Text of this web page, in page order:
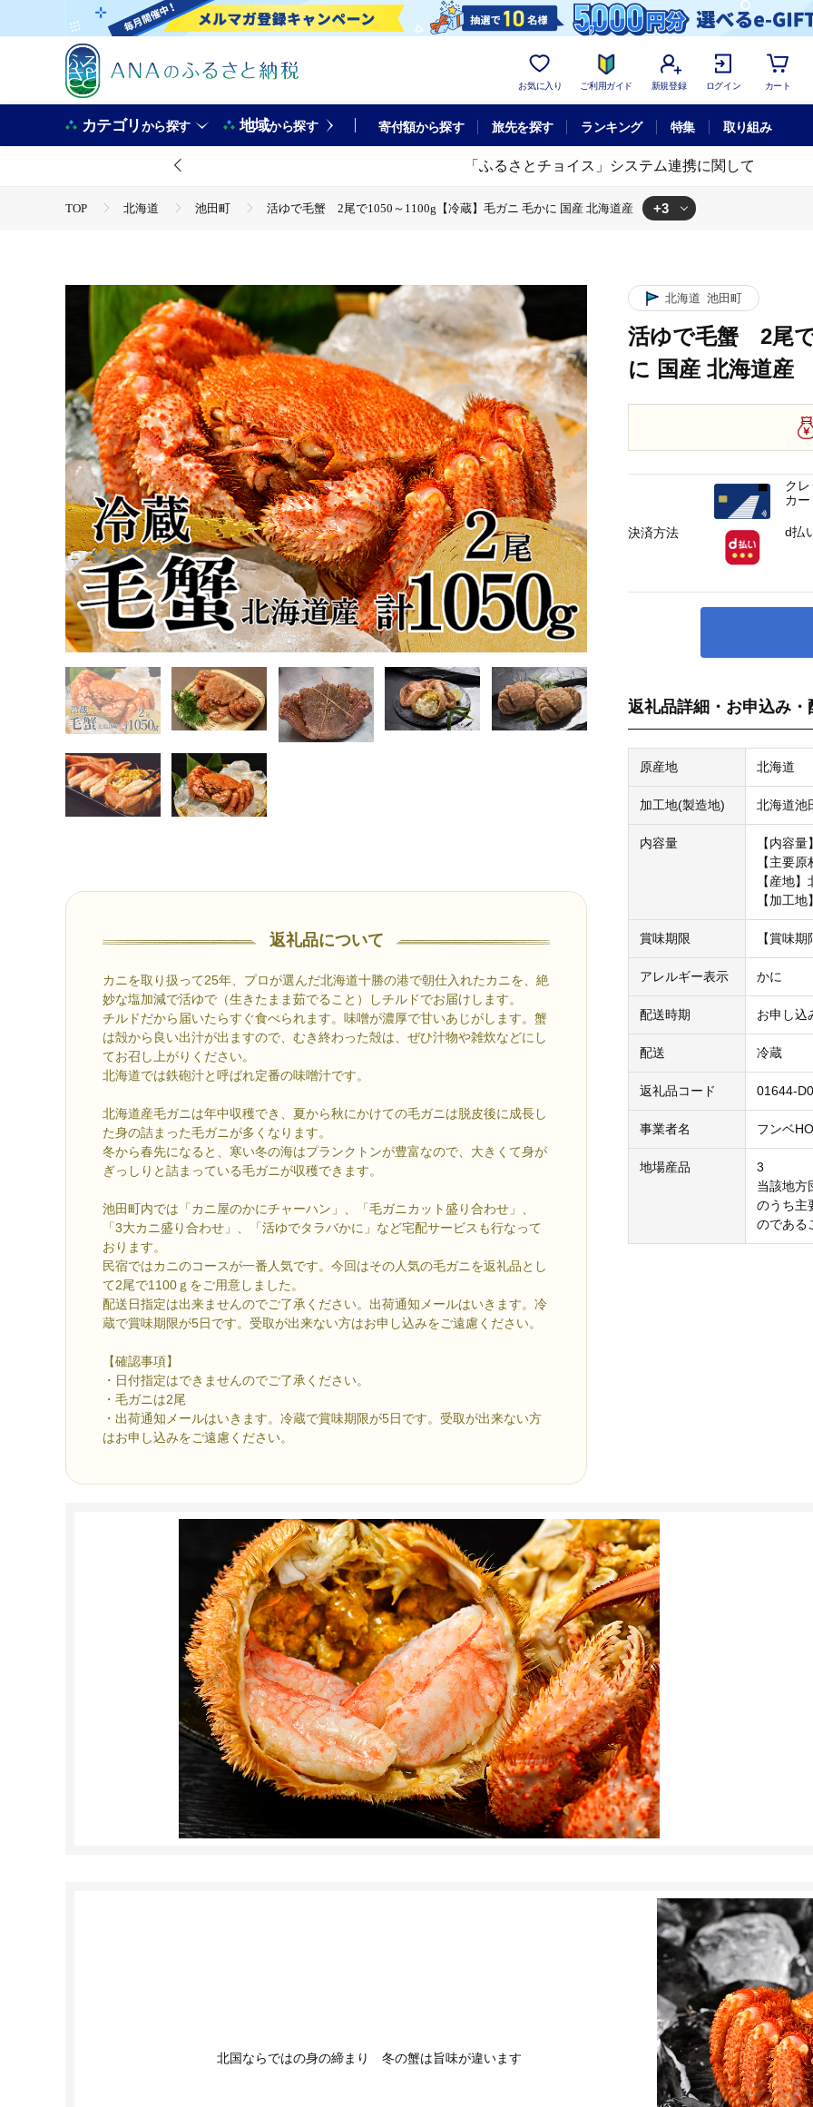
お気に入り ご利用ガイド 新規登録 ログイン カート
カテゴリから探す 地域から探す 寄付額から探す 旅先を探す ランキング 特集 取り組み
「ふるさとチョイス」システム連携に関して
TOP 北海道 池田町 活ゆで毛蟹 2尾で1050～1100g【冷蔵】毛ガニ 毛かに 国産 北海道産 +3
返礼品について
カニを取り扱って25年、プロが選んだ北海道十勝の港で朝仕入れたカニを、絶
妙な塩加減で活ゆで（生きたまま茹でること）しチルドでお届けします。
チルドだから届いたらすぐ食べられます。味噌が濃厚で甘いあじがします。蟹
は殻から良い出汁が出ますので、むき終わった殻は、ぜひ汁物や雑炊などにし
てお召し上がりください。
北海道では鉄砲汁と呼ばれ定番の味噌汁です。
北海道産毛ガニは年中収穫でき、夏から秋にかけての毛ガニは脱皮後に成長し
た身の詰まった毛ガニが多くなります。
冬から春先になると、寒い冬の海はプランクトンが豊富なので、大きくて身が
ぎっしりと詰まっている毛ガニが収穫できます。
池田町内では「カニ屋のかにチャーハン」、「毛ガニカット盛り合わせ」、
「3大カニ盛り合わせ」、「活ゆでタラバかに」など宅配サービスも行なって
おります。
民宿ではカニのコースが一番人気です。今回はその人気の毛ガニを返礼品とし
て2尾で1100ｇをご用意しました。
配送日指定は出来ませんのでご了承ください。出荷通知メールはいきます。冷
蔵で賞味期限が5日です。受取が出来ない方はお申し込みをご遠慮ください。
【確認事項】
・日付指定はできませんのでご了承ください。
・毛ガニは2尾
・出荷通知メールはいきます。冷蔵で賞味期限が5日です。受取が出来ない方
はお申し込みをご遠慮ください。
北海道 池田町
活ゆで毛蟹 2尾
に 国産 北海道産
返礼品詳細・お申込み・
原産地 北海道
加工地(製造地) 北海道池
内容量
【内容
【主要
【産地
【加工
賞味期限 【賞味
アレルギー表示 かに
配送時期 お申し込
配送 冷蔵
返礼品コード 01644-
事業者名 フンベ
地場産品
3
当該地方
のうち主
のである
決済方法
ク
カ
d払
北国ならではの身の締まり 冬の蟹は旨味が違います